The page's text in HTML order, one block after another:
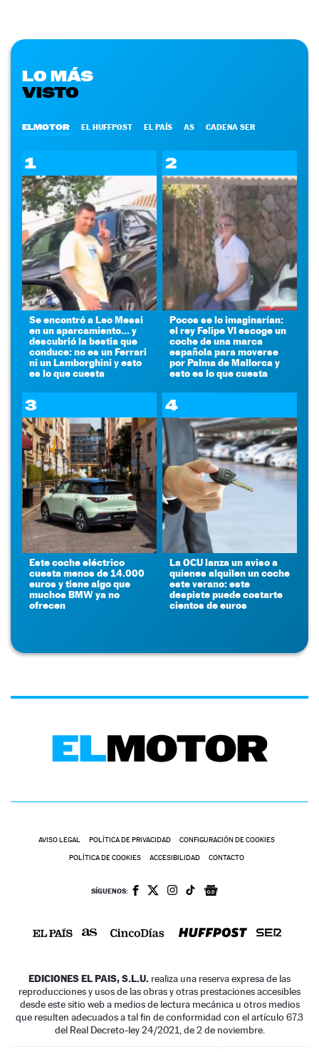
LO MÁS
VISTO
ELMOTOR EL HUFFPOST EL PAÍS AS CADENA SER
1
Se encontró a Leo Messi
en un aparcamiento... y
descubrió la bestia que
conduce: no es un Ferrari
ni un Lamborghini y esto
es lo que cuesta
2
Pocos se lo imaginarían:
el rey Felipe VI escoge un
coche de una marca
española para moverse
por Palma de Mallorca y
esto es lo que cuesta
3
Este coche eléctrico
cuesta menos de 14.000
euros y tiene algo que
muchos BMW ya no
ofrecen
4
La OCU lanza un aviso a
quienes alquilen un coche
este verano: este
despiste puede costarte
cientos de euros
AVISO LEGAL POLÍTICA DE PRIVACIDAD CONFIGURACIÓN DE COOKIES
POLÍTICA DE COOKIES ACCESIBILIDAD CONTACTO
SÍGUENOS:
EDICIONES EL PAIS, S.L.U. realiza una reserva expresa de las
reproducciones y usos de las obras y otras prestaciones accesibles
desde este sitio web a medios de lectura mecánica u otros medios
que resulten adecuados a tal fin de conformidad con el artículo 67.3
del Real Decreto-ley 24/2021, de 2 de noviembre.